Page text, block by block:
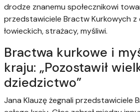
drodze znanemu społecznikowi
przedstawiciele Bractw Kurkowych z
łowieckich, strażacy, myśliwi.
Bractwa kurkowe i
kraju: „Pozostawił
dziedzictwo”
Jana Klauzę żegnali przedstawiciele